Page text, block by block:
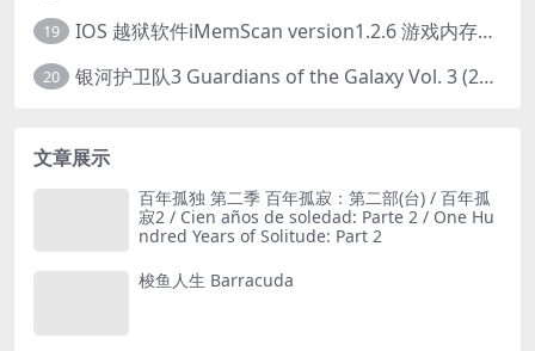
19 IOS 越狱软件iMemScan version1.2.6 游戏内存修改器
20 银河护卫队3 Guardians of the Galaxy Vol. 3 (2023)4K高清资源1080p只分享精品
文章展示
百年孤独 第二季 百年孤寂：第二部(台) / 百年孤
寂2 / Cien años de soledad: Parte 2 / One Hu
ndred Years of Solitude: Part 2
梭鱼人生 Barracuda